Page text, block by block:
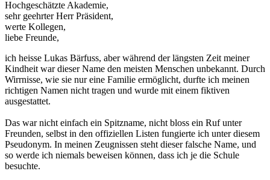
Hochgeschätzte Akademie,
sehr geehrter Herr Präsident,
werte Kollegen,
liebe Freunde,
ich heisse Lukas Bärfuss, aber während der längsten Zeit meiner
Kindheit war dieser Name den meisten Menschen unbekannt. Durch
Wirrnisse, wie sie nur eine Familie ermöglicht, durfte ich meinen
richtigen Namen nicht tragen und wurde mit einem fiktiven
ausgestattet.
Das war nicht einfach ein Spitzname, nicht bloss ein Ruf unter
Freunden, selbst in den offiziellen Listen fungierte ich unter diesem
Pseudonym. In meinen Zeugnissen steht dieser falsche Name, und
so werde ich niemals beweisen können, dass ich je die Schule
besuchte.